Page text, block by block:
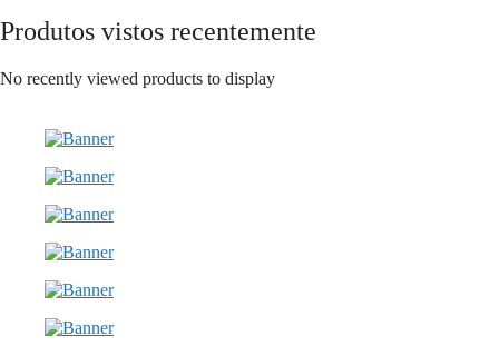
Produtos vistos recentemente
No recently viewed products to display